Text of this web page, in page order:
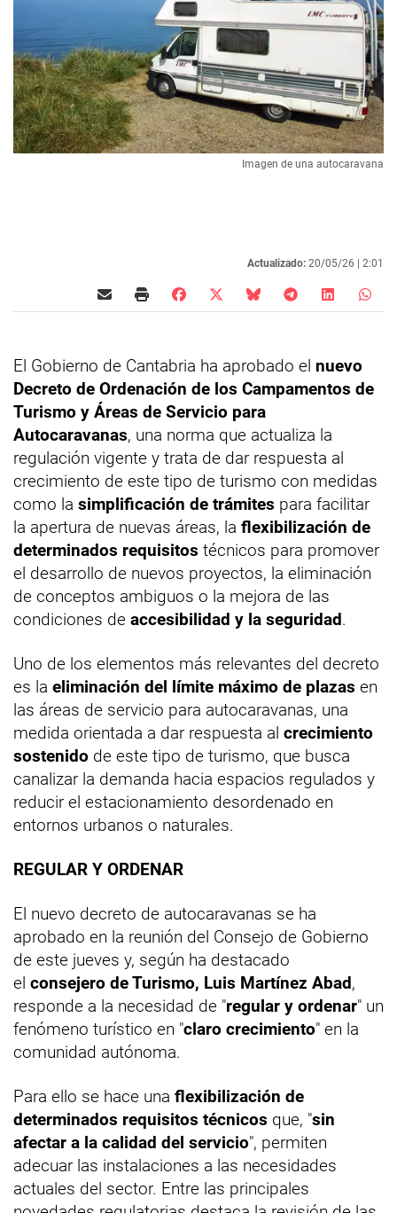
Imagen de una autocaravana
Actualizado: 20/05/26 | 2:01
El Gobierno de Cantabria ha aprobado el nuevo
Decreto de Ordenación de los Campamentos de
Turismo y Áreas de Servicio para
Autocaravanas, una norma que actualiza la
regulación vigente y trata de dar respuesta al
crecimiento de este tipo de turismo con medidas
como la simplificación de trámites para facilitar
la apertura de nuevas áreas, la flexibilización de
determinados requisitos técnicos para promover
el desarrollo de nuevos proyectos, la eliminación
de conceptos ambiguos o la mejora de las
condiciones de accesibilidad y la seguridad.
Uno de los elementos más relevantes del decreto
es la eliminación del límite máximo de plazas en
las áreas de servicio para autocaravanas, una
medida orientada a dar respuesta al crecimiento
sostenido de este tipo de turismo, que busca
canalizar la demanda hacia espacios regulados y
reducir el estacionamiento desordenado en
entornos urbanos o naturales.
REGULAR Y ORDENAR
El nuevo decreto de autocaravanas se ha
aprobado en la reunión del Consejo de Gobierno
de este jueves y, según ha destacado
el consejero de Turismo, Luis Martínez Abad,
responde a la necesidad de "regular y ordenar" un
fenómeno turístico en "claro crecimiento" en la
comunidad autónoma.
Para ello se hace una flexibilización de
determinados requisitos técnicos que, "sin
afectar a la calidad del servicio", permiten
adecuar las instalaciones a las necesidades
actuales del sector. Entre las principales